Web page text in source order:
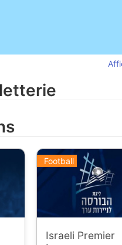
Football
Israeli Premier